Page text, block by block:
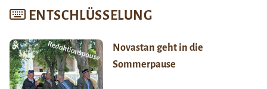
ENTSCHLÜSSELUNG
Novastan geht in die
Sommerpause